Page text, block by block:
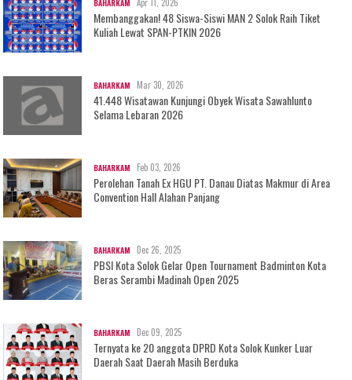
BAHARKAM
Membanggakan! 48 Siswa-Siswi MAN 2 Solok Raih Tiket
Kuliah Lewat SPAN-PTKIN 2026
BAHARKAM Mar 30, 2026
41.448 Wisatawan Kunjungi Obyek Wisata Sawahlunto
Selama Lebaran 2026
BAHARKAM Feb 03, 2026
Perolehan Tanah Ex HGU PT. Danau Diatas Makmur di Area
Convention Hall Alahan Panjang
BAHARKAM Dec 26, 2025
PBSI Kota Solok Gelar Open Tournament Badminton Kota
Beras Serambi Madinah Open 2025
BAHARKAM Dec 09, 2025
Ternyata ke 20 anggota DPRD Kota Solok Kunker Luar
Daerah Saat Daerah Masih Berduka